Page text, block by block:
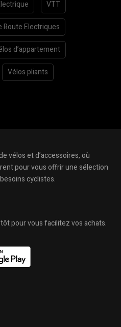
VTT
Route Electriques
d’appartement
Vélos pliants
vélos et d’accessoires, où
pour vous offrir une sélection
cyclistes.
pour vous facilitez vos achats.